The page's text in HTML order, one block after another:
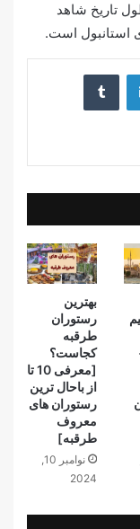
تاریخ شاهد
استانبول است.
لینکدین
بهترین
رستوران
طرقبه
کجاست؟
[معرفی 10 تا
از باحال ترین
رستوران‌ های
معروف
طرقبه]
نوامبر 10,
2024